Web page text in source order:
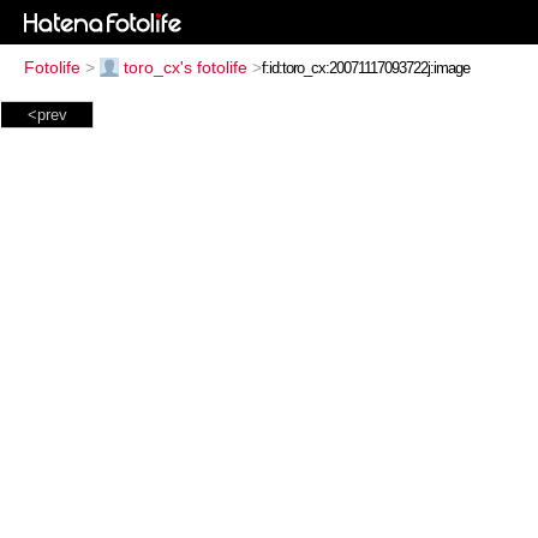
Fotolife > toro_cx's fotolife >
<prev